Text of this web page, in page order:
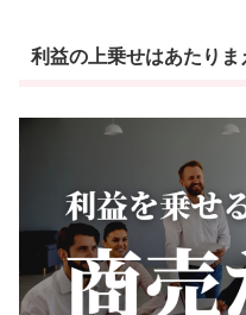
利益の上乗せはあたりま